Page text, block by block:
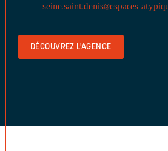
seine.saint.denis@espaces-
DÉCOUVREZ L'AGENCE